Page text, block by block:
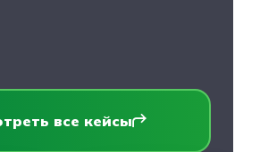
все кейсы